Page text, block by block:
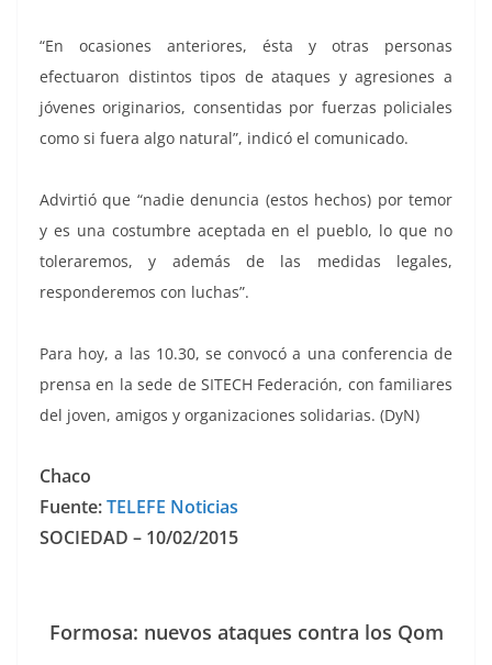
“En ocasiones anteriores, ésta y otras personas
efectuaron distintos tipos de ataques y agresiones a
jóvenes originarios, consentidas por fuerzas policiales
como si fuera algo natural”, indicó el comunicado.
Advirtió que “nadie denuncia (estos hechos) por temor
y es una costumbre aceptada en el pueblo, lo que no
toleraremos, y además de las medidas legales,
responderemos con luchas”.
Para hoy, a las 10.30, se convocó a una conferencia de
prensa en la sede de SITECH Federación, con familiares
del joven, amigos y organizaciones solidarias. (DyN)
Chaco
Fuente:TELEFE Noticias
SOCIEDAD – 10/02/2015
Formosa: nuevos ataques contra los Qom